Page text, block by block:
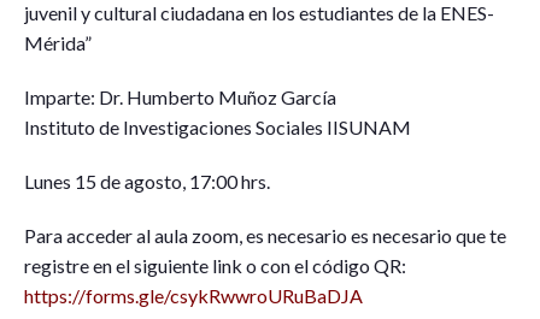
juvenil y cultural ciudadana en los estudiantes de la ENES-
Mérida”
Imparte: Dr. Humberto Muñoz García
Instituto de Investigaciones Sociales IISUNAM
Lunes 15 de agosto, 17:00 hrs.
Para acceder al aula zoom, es necesario es necesario que te
registre en el siguiente link o con el código QR:
https://forms.gle/csykRwwroURuBaDJA